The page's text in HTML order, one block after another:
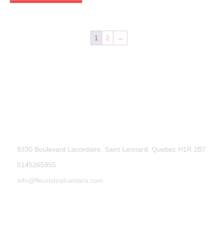
1 2 →
9330 Boulevard Lacordaire, Saint Leonard, Quebec H1R 2B7
5145265955
info@fleuristealcantara.com